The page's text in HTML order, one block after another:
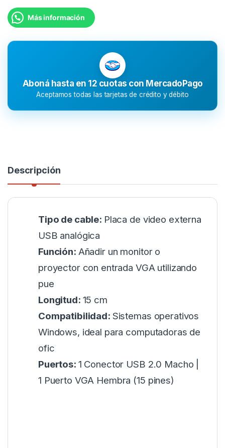
Más información
Aboná hasta en 12 cuotas con MercadoPago
Aceptamos todas las tarjetas de crédito y débito
Descripción
Tipo de cable: Placa de video externa
USB analógica
Función: Añadir un monitor o
proyector con entrada VGA utilizando
pue
Longitud: 15 cm
Compatibilidad: Sistemas operativos
Windows, ideal para computadoras de
ofic
Puertos: 1 Conector USB 2.0 Macho |
1 Puerto VGA Hembra (15 pines)